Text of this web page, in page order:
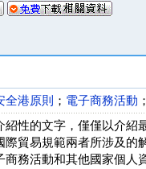
全港原則 ； 電子商務活動
紹性的文字，僅僅以介紹
際貿易規範兩者所涉及的
商務活動和其他國家個人